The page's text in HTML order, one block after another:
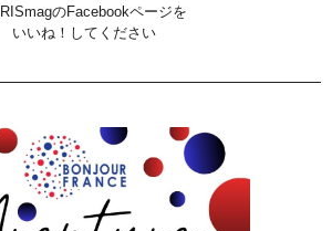
のFacebookページを
いいね！してください